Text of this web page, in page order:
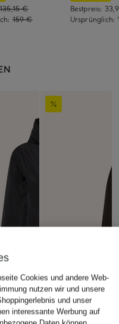
135,15 €
159 €
Bestpreis:
Ursprünglich:
Cookies und andere Web-
nutzen wir und unsere
und unser
interessante Werbung auf